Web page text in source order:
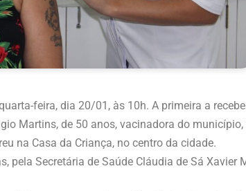
feira, dia 20/01, às 10h. A primeira a
Martins, de 50 anos, vacinadora do
na Casa da Criança, no centro da cidade.
pela Secretária de Saúde Cláudia de Sá Xavier